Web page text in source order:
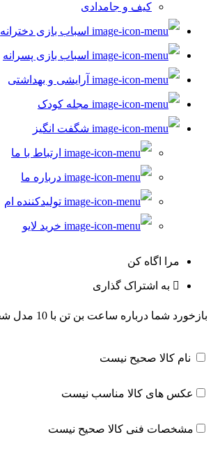
کیف و جامدادی
اسباب بازی دخترانه
اسباب بازی پسرانه
آرایشی و بهداشتی
مجله کودک
شگفت انگیز
ارتباط با ما
درباره ما
تولیدکننده ام
خرید لایو
مرا اگاه کن
به اشتراک گذاری
بازخورد شما درباره ساعت بن تن با 10 مدل شخصیت خارجی
نام کالا صحیح نیست
عکس های کالا مناسب نیست
مشخصات فنی کالا صحیح نیست